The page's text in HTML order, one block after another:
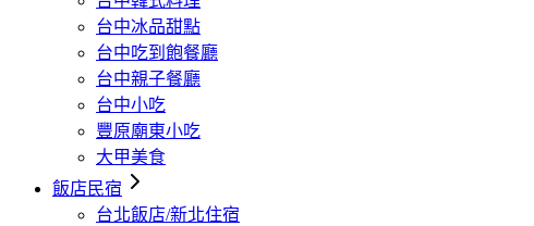
台中冰品甜點
台中吃到飽餐廳
台中親子餐廳
台中小吃
豐原廟東小吃
大甲美食
飯店民宿
台北飯店/新北住宿